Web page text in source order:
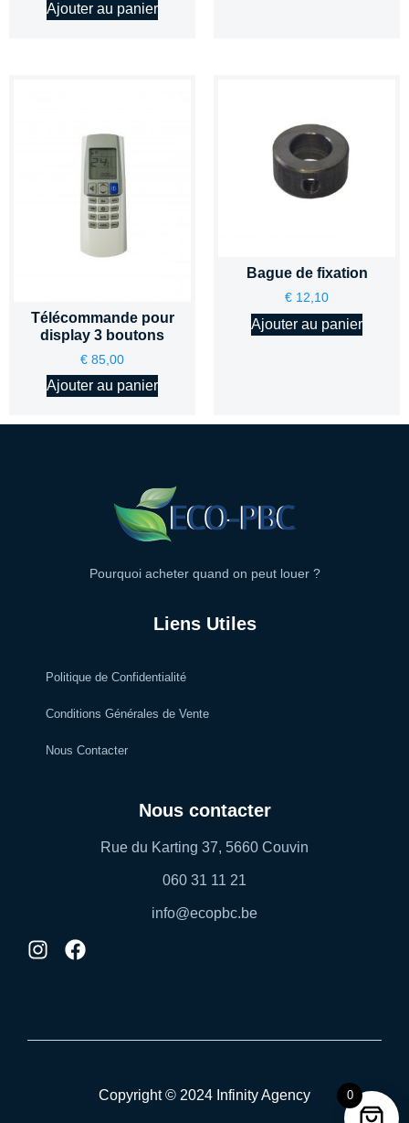
Ajouter au panier
Télécommande pour
display 3 boutons
€ 85,00
Ajouter au panier
Bague de fixation
€ 12,10
Ajouter au panier
Pourquoi acheter quand on peut louer ?
Liens Utiles
Politique de Confidentialité
Conditions Générales de Vente
Nous Contacter
Nous contacter
Rue du Karting 37, 5660 Couvin
060 31 11 21
info@ecopbc.be
Copyright © 2024 Infinity Agency 0